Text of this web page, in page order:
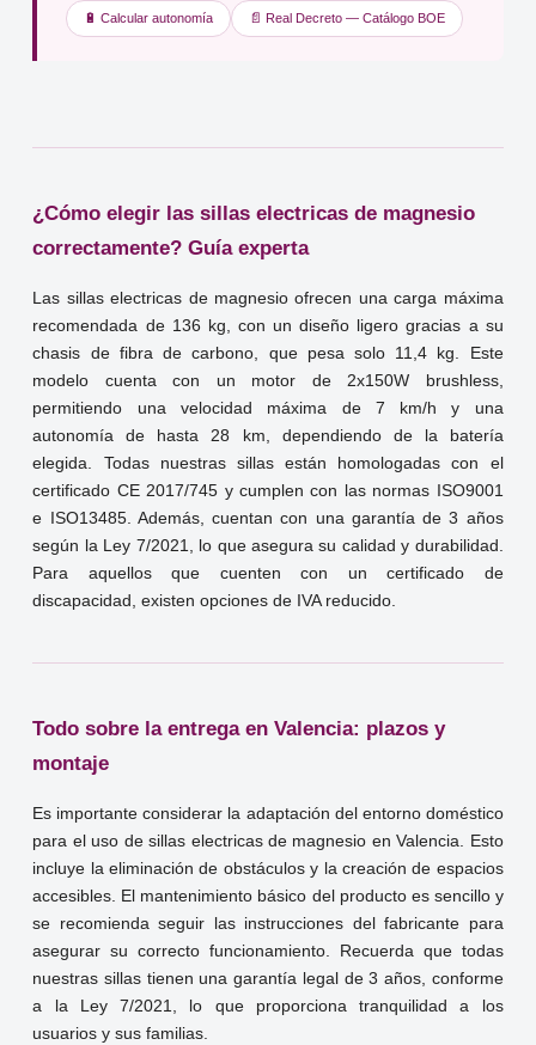
🔋 Calcular autonomía 📄 Real Decreto — Catálogo BOE
¿Cómo elegir las sillas electricas de magnesio
correctamente? Guía experta
Las sillas electricas de magnesio ofrecen una carga máxima
recomendada de 136 kg, con un diseño ligero gracias a su
chasis de fibra de carbono, que pesa solo 11,4 kg. Este
modelo cuenta con un motor de 2x150W brushless,
permitiendo una velocidad máxima de 7 km/h y una
autonomía de hasta 28 km, dependiendo de la batería
elegida. Todas nuestras sillas están homologadas con el
certificado CE 2017/745 y cumplen con las normas ISO9001
e ISO13485. Además, cuentan con una garantía de 3 años
según la Ley 7/2021, lo que asegura su calidad y durabilidad.
Para aquellos que cuenten con un certificado de
discapacidad, existen opciones de IVA reducido.
Todo sobre la entrega en Valencia: plazos y
montaje
Es importante considerar la adaptación del entorno doméstico
para el uso de sillas electricas de magnesio en Valencia. Esto
incluye la eliminación de obstáculos y la creación de espacios
accesibles. El mantenimiento básico del producto es sencillo y
se recomienda seguir las instrucciones del fabricante para
asegurar su correcto funcionamiento. Recuerda que todas
nuestras sillas tienen una garantía legal de 3 años, conforme
a la Ley 7/2021, lo que proporciona tranquilidad a los
usuarios y sus familias.